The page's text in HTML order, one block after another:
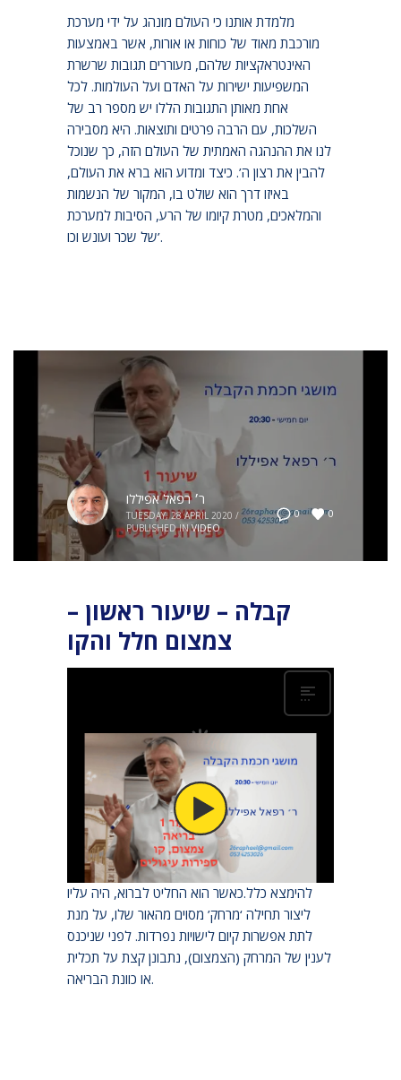
מלמדת אותנו כי העולם מונהג על ידי מערכת
מורכבת מאוד של כוחות או אורות, אשר באמצעות
האינטראקציות שלהם, מעוררים תגובות שרשרת
המשפיעות ישירות על האדם ועל העולמות. לכל
אחת מאותן התגובות הללו יש מספר רב של
השלכות, עם הרבה פרטים ותוצאות. היא מסבירה
לנו את ההנהגה האמתית של העולם הזה, כך שנוכל
להבין את רצון ה’. כיצד ומדוע הוא ברא את העולם,
באיזו דרך הוא שולט בו, המקור של הנשמות
והמלאכים, מטרת קיומו של הרע, הסיבות למערכת
של שכר ועונש וכו’.
0 0
ר׳ רפאל אפיללו
TUESDAY, 28 APRIL 2020 /
PUBLISHED IN VIDEO
קבלה – שיעור ראשון –
צמצום חלל והקו
בתחילה, לא היה קיום אחר, המאציל היה
לבדו,וממלא כל החלל עם אורו. אורו היה בעל
קדושה ועוצמה כה גדולים, שלא ניתן היה לשום ישות
להימצא כלל.כאשר הוא החליט לברוא, היה עליו
ליצור תחילה ‘מרחק’ מסוים מהאור שלו, על מנת
לתת אפשרות קיום לישויות נפרדות. לפני שניכנס
לענין של המרחק (הצמצום), נתבונן קצת על תכלית
או כוונת הבריאה.